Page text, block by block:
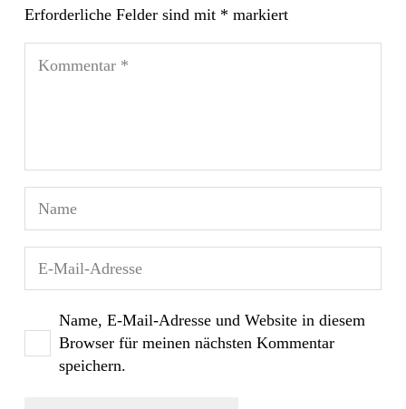
Erforderliche Felder sind mit * markiert
Name, E-Mail-Adresse und Website in diesem
Browser für meinen nächsten Kommentar
speichern.